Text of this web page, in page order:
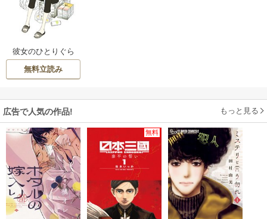
彼女のひとりぐら
し
無料立読み
広告で人気の作品! もっと見る
無料